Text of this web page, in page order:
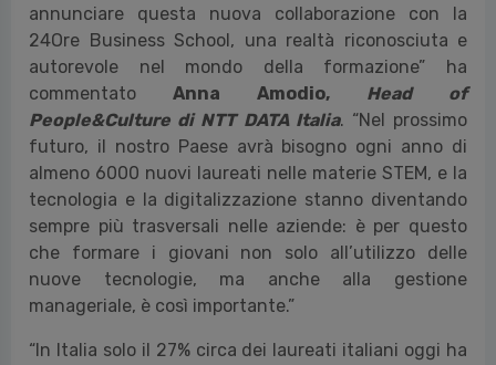
annunciare questa nuova collaborazione con la
24Ore Business School, una realtà riconosciuta e
autorevole nel mondo della formazione” ha
commentato Anna Amodio, Head of
People&Culture di NTT DATA Italia. “Nel prossimo
futuro, il nostro Paese avrà bisogno ogni anno di
almeno 6000 nuovi laureati nelle materie STEM, e la
tecnologia e la digitalizzazione stanno diventando
sempre più trasversali nelle aziende: è per questo
che formare i giovani non solo all’utilizzo delle
nuove tecnologie, ma anche alla gestione
manageriale, è così importante.”
“In Italia solo il 27% circa dei laureati italiani oggi ha